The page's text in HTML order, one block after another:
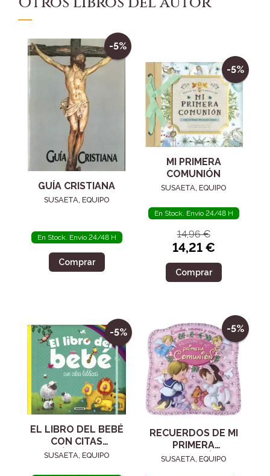
-5%
GUÍA CRISTIANA
SUSAETA, EQUIPO
En Stock. Envío 24/48 H
Comprar
-5%
MI PRIMERA
COMUNIÓN
SUSAETA, EQUIPO
En Stock. Envío 24/48 H
14,96 €
14,21 €
Comprar
-5%
EL LIBRO DEL BEBÉ
CON CITAS
BÍBLICAS
SUSAETA, EQUIPO
-5%
RECUERDOS DE MI
PRIMERA
COMUNIÓN
SUSAETA, EQUIPO